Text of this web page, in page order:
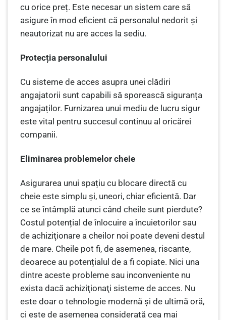
cu orice preț. Este necesar un sistem care să
asigure în mod eficient că personalul nedorit și
neautorizat nu are acces la sediu.
Protecția personalului
Cu sisteme de acces asupra unei clădiri
angajatorii sunt capabili să sporească siguranța
angajaților. Furnizarea unui mediu de lucru sigur
este vital pentru succesul continuu al oricărei
companii.
Eliminarea problemelor cheie
Asigurarea unui spațiu cu blocare directă cu
cheie este simplu și, uneori, chiar eficientă. Dar
ce se întâmplă atunci când cheile sunt pierdute?
Costul potențial de înlocuire a încuietorilor sau
de achiziţionare a cheilor noi poate deveni destul
de mare. Cheile pot fi, de asemenea, riscante,
deoarece au potențialul de a fi copiate. Nici una
dintre aceste probleme sau inconveniente nu
exista dacă achiziţionaţi sisteme de acces. Nu
este doar o tehnologie modernă și de ultimă oră,
ci este de asemenea considerată cea mai